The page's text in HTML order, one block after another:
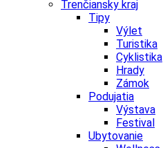
Trenčiansky kraj
Tipy
Výlet
Turistika
Cyklistika
Hrady
Zámok
Podujatia
Výstava
Festival
Ubytovanie